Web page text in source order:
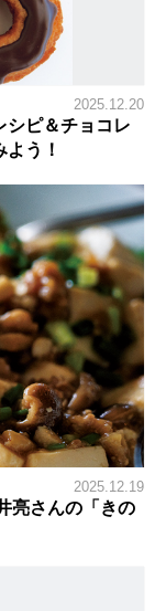
2025.12.20
シピ＆チョコレ
う！
2025.12.19
亮さんの「きの